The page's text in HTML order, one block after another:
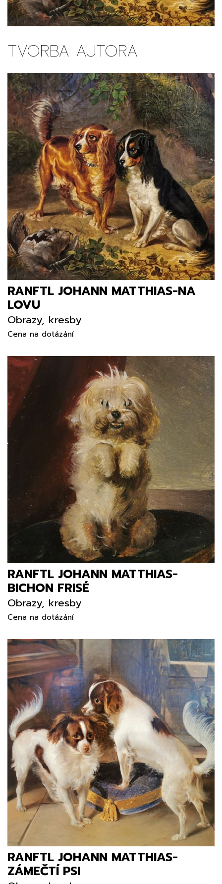
TVORBA AUTORA
RANFTL JOHANN MATTHIAS-NA
LOVU
Obrazy, kresby
Cena na dotázání
RANFTL JOHANN MATTHIAS-
BICHON FRISÉ
Obrazy, kresby
Cena na dotázání
RANFTL JOHANN MATTHIAS-
ZÁMEČTÍ PSI